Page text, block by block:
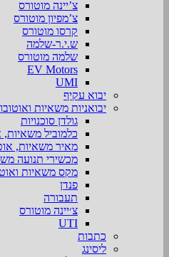
צ’יינה מוטורס
צ’מפיון מוטורס
קרסו מוטורס
ש.י.ר-שלמה
שלמה מוטורס
EV Motors
UMI
יבוא עקיף
יבואניות משאיות
גולדן סוכנויות
כלמוביל משאיות,
מאיר משאיות,
מכשירי תנועה
מקס משאיות
פנדן
תעבורה
צ׳יינה מוטורס
UTI
כתבות
ליסינג